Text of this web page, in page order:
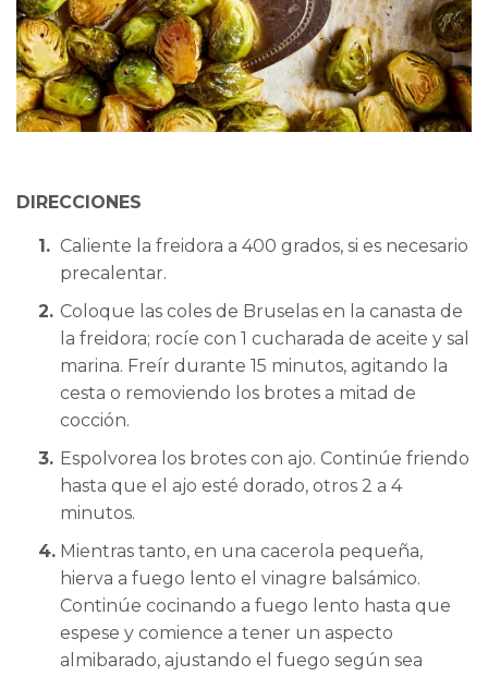
DIRECCIONES
Caliente la freidora a 400 grados, si es necesario
precalentar.
Coloque las coles de Bruselas en la canasta de
la freidora; rocíe con 1 cucharada de aceite y sal
marina. Freír durante 15 minutos, agitando la
cesta o removiendo los brotes a mitad de
cocción.
Espolvorea los brotes con ajo. Continúe friendo
hasta que el ajo esté dorado, otros 2 a 4
minutos.
Mientras tanto, en una cacerola pequeña,
hierva a fuego lento el vinagre balsámico.
Continúe cocinando a fuego lento hasta que
espese y comience a tener un aspecto
almibarado, ajustando el fuego según sea